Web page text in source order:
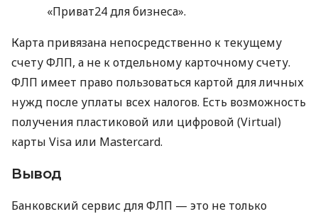
«Приват24 для бизнеса».
Карта привязана непосредственно к текущему
счету ФЛП, а не к отдельному карточному счету.
ФЛП имеет право пользоваться картой для личных
нужд после уплаты всех налогов. Есть возможность
получения пластиковой или цифровой (Virtual)
карты Visa или Mastercard.
Вывод
Банковский сервис для ФЛП — это не только